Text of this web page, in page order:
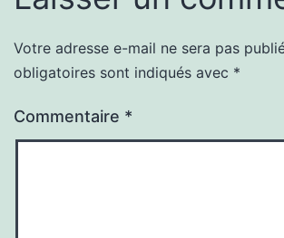
Votre adresse e-mail ne sera pas
obligatoires sont indiqués avec *
Commentaire *